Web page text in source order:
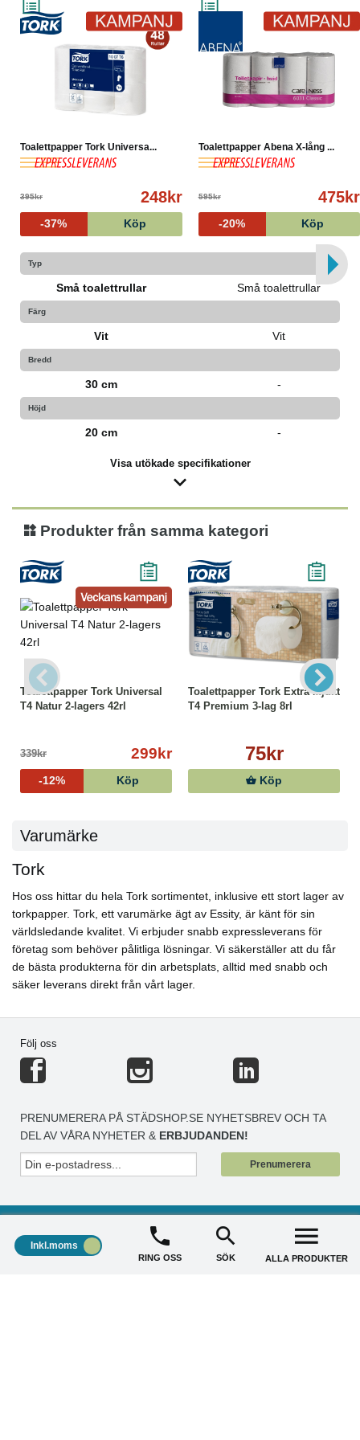
Toalettpapper Tork Universa...
395kr 248kr
-37% Köp
Toalettpapper Abena X-lång ...
595kr 475kr
-20% Köp
Typ
Små toalettrullar Små toalettrullar
Färg
Vit Vit
Bredd
30 cm -
Höjd
20 cm -
Visa utökade specifikationer
Produkter från samma kategori
Toalettpapper Tork Universal
T4 Natur 2-lagers 42rl
339kr 299kr
-12% Köp
Toalettpapper Tork Extra Mjukt
T4 Premium 3-lag 8rl
75kr
Köp
Varumärke
Tork
Hos oss hittar du hela Tork sortimentet, inklusive ett stort lager av
torkpapper. Tork, ett varumärke ägt av Essity, är känt för sin
världsledande kvalitet. Vi erbjuder snabb expressleverans för
företag som behöver pålitliga lösningar. Vi säkerställer att du får
de bästa produkterna för din arbetsplats, alltid med snabb och
säker leverans direkt från vårt lager.
Följ oss
PRENUMERERA PÅ STÄDSHOP.SE NYHETSBREV OCH TA
DEL AV VÅRA NYHETER & ERBJUDANDEN!
Prenumerera
Inkl.moms
RING OSS SÖK ALLA PRODUKTER